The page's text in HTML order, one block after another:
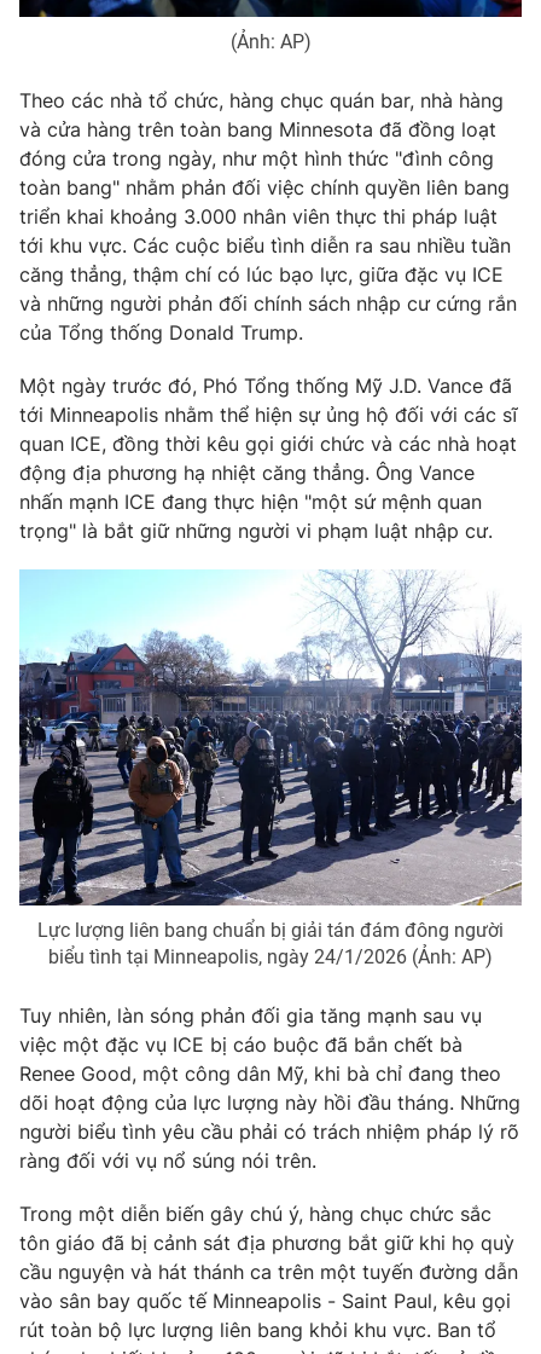
Đài Truyền hình Việt Nam
Giấy phép hoạt động báo in và báo điện tử số 483/GP-BTTTT
cấp ngày 29/12/2023
Tổng Biên tập:Vũ Thanh Thủy
Phó Tổng Biên tập: Nguyễn Thị Mỹ Hạnh, Phạm Quốc Thắng,
Nguyễn Trọng Ninh
Tổng đài VTV: 024.38 355 931 - 024.38 355 932
Ðiện thoại Thời báo VTV: 024.66 897 897
Email:toasoan@vtv.vn
Liên hệ quảng cáo:
024-7300.7108
® Cấm sao chép dưới mọi hình thức nếu không có sự chấp
thuận bằng văn bản. Ghi rõ nguồn VTV.vn khi phát hành lại
thông tin từ website này.
(Ảnh: AP)
Theo các nhà tổ chức, hàng chục quán bar, nhà hàng
và cửa hàng trên toàn bang Minnesota đã đồng loạt
đóng cửa trong ngày, như một hình thức "đình công
toàn bang" nhằm phản đối việc chính quyền liên bang
triển khai khoảng 3.000 nhân viên thực thi pháp luật
tới khu vực. Các cuộc biểu tình diễn ra sau nhiều tuần
căng thẳng, thậm chí có lúc bạo lực, giữa đặc vụ ICE
và những người phản đối chính sách nhập cư cứng rắn
của Tổng thống Donald Trump.
Một ngày trước đó, Phó Tổng thống Mỹ J.D. Vance đã
tới Minneapolis nhằm thể hiện sự ủng hộ đối với các sĩ
quan ICE, đồng thời kêu gọi giới chức và các nhà hoạt
động địa phương hạ nhiệt căng thẳng. Ông Vance
nhấn mạnh ICE đang thực hiện "một sứ mệnh quan
trọng" là bắt giữ những người vi phạm luật nhập cư.
Lực lượng liên bang chuẩn bị giải tán đám đông người
biểu tình tại Minneapolis, ngày 24/1/2026 (Ảnh: AP)
Tuy nhiên, làn sóng phản đối gia tăng mạnh sau vụ
việc một đặc vụ ICE bị cáo buộc đã bắn chết bà
Renee Good, một công dân Mỹ, khi bà chỉ đang theo
dõi hoạt động của lực lượng này hồi đầu tháng. Những
người biểu tình yêu cầu phải có trách nhiệm pháp lý rõ
ràng đối với vụ nổ súng nói trên.
Trong một diễn biến gây chú ý, hàng chục chức sắc
tôn giáo đã bị cảnh sát địa phương bắt giữ khi họ quỳ
cầu nguyện và hát thánh ca trên một tuyến đường dẫn
vào sân bay quốc tế Minneapolis - Saint Paul, kêu gọi
rút toàn bộ lực lượng liên bang khỏi khu vực. Ban tổ